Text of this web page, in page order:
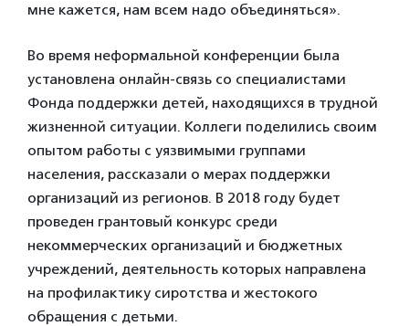
мне кажется, нам всем надо объединяться».
Во время неформальной конференции была
установлена онлайн-связь со специалистами
Фонда поддержки детей, находящихся в трудной
жизненной ситуации. Коллеги поделились своим
опытом работы с уязвимыми группами
населения, рассказали о мерах поддержки
организаций из регионов. В 2018 году будет
проведен грантовый конкурс среди
некоммерческих организаций и бюджетных
учреждений, деятельность которых направлена
на профилактику сиротства и жестокого
обращения с детьми.